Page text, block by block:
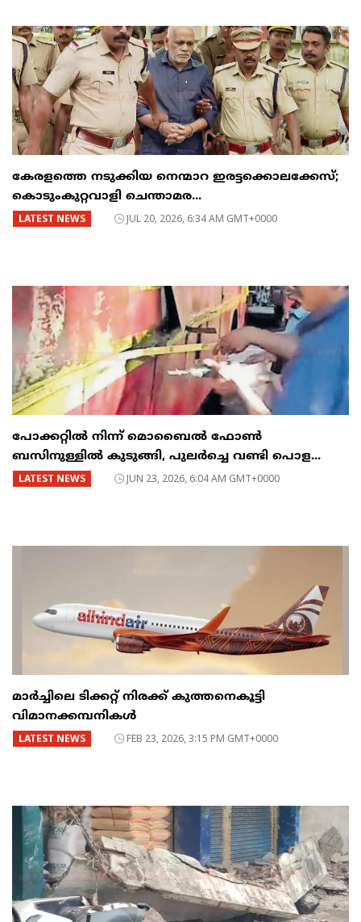
കേരളത്തെ നടുക്കിയ നെന്മാറ ഇരട്ടക്കൊലക്കേസ്;
കൊടുംകുറ്റവാളി ചെന്താമര...
LATEST NEWS JUL 20, 2026, 6:34 AM GMT+0000
പോക്കറ്റിൽ നിന്ന് മൊബൈൽ ഫോൺ
ബസിനുള്ളിൽ കുടുങ്ങി, പുലർച്ചെ വണ്ടി പൊള...
LATEST NEWS JUN 23, 2026, 6:04 AM GMT+0000
മാർച്ചിലെ ടിക്കറ്റ് നിരക്ക് കുത്തനെകൂട്ടി
വിമാനക്കമ്പനികൾ
LATEST NEWS FEB 23, 2026, 3:15 PM GMT+0000